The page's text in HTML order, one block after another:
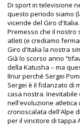
Di sport in televisione
questo periodo siamo
vicende del Giro d'Italia.
Premesso che il
atleti (e crediamo
Giro d'Italia la nostra
Già lo scorso anno
della Katusha – ma
Ilnur perché Sergei
Sergei è il fidanzato di
casa nostra.
nell'evoluzione atletica
cronoscalata dell'Alpe
per il vincitore di tappa